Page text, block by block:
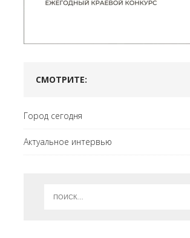
СМОТРИТЕ:
Город сегодня
Актуальное интервью